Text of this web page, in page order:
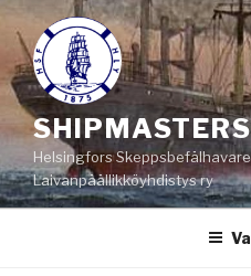
Siirry
sisältöön
Helsingfors
Laivanpäällikköyhdistys ry